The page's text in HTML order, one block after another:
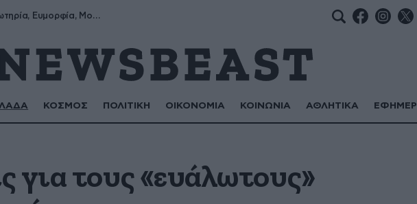
Σωτήρης, Σωτηρία, Ευμορφία, Μορφούλα
ΚΟΣΜΟΣ ΠΟΛΙΤΙΚΗ ΟΙΚΟΝΟΜΙΑ ΚΟΙΝΩΝΙΑ ΑΘΛΗΤΙΚΑ
για τους «ευάλωτους»